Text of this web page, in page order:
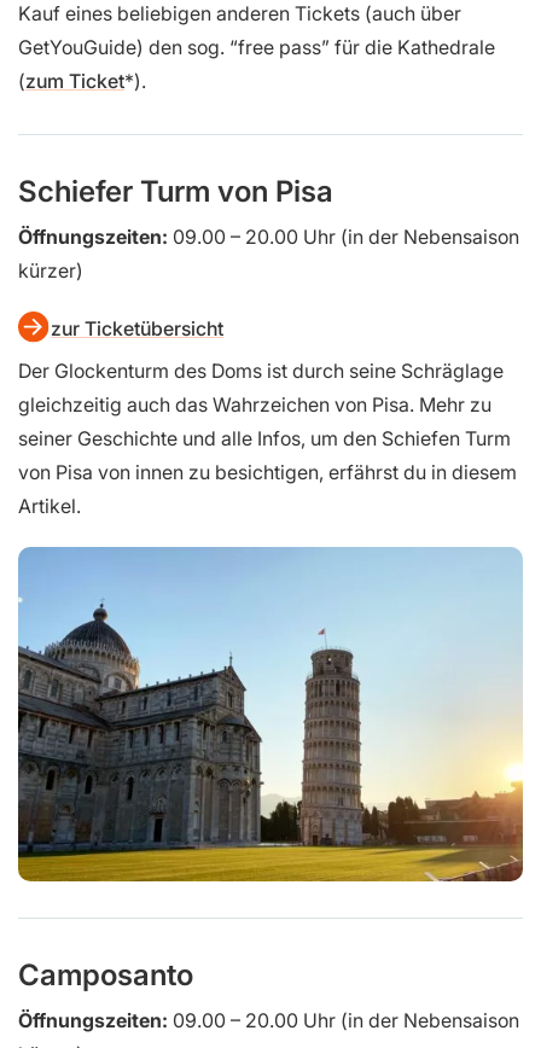
Kauf eines beliebigen anderen Tickets (auch über
GetYouGuide) den sog. “free pass” für die Kathedrale
(zum Ticket ).
Schiefer Turm von Pisa
Öffnungszeiten: 09.00 – 20.00 Uhr (in der Nebensaison
kürzer)
zur Ticketübersicht
Der Glockenturm des Doms ist durch seine Schräglage
gleichzeitig auch das Wahrzeichen von Pisa. Mehr zu
seiner Geschichte und alle Infos, um den Schiefen Turm
von Pisa von innen zu besichtigen, erfährst du in diesem
Artikel.
Camposanto
Öffnungszeiten: 09.00 – 20.00 Uhr (in der Nebensaison